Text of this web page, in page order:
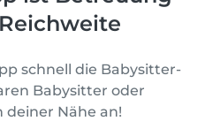
schnell die Babysitter-
Babysitter oder
Nähe an!